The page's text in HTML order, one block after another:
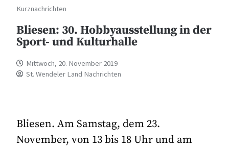
Kurznachrichten
Bliesen: 30. Hobbyausstellung in der
Sport- und Kulturhalle
Mittwoch, 20. November 2019
St. Wendeler Land Nachrichten
Bliesen. Am Samstag, dem 23.
November, von 13 bis 18 Uhr und am